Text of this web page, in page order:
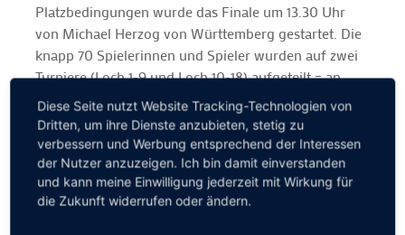
Platzbedingungen wurde das Finale um 13.30 Uhr
von Michael Herzog von Württemberg gestartet. Die
knapp 70 Spielerinnen und Spieler wurden auf zwei
Turniere (Loch 1-9 und Loch 10-18) aufgeteilt – an
Loch 1 startete der Präsidenten-Flight mit Gastgeber
Jürgen Schmidt (Schönbuch), Hans-Heinrich
Brendecke (Domäne Niederreutin) und Werner
Tybusseck (Schönbuch, Ehrenpräsident). Besonders
positive Stimmung kam bei allen Spielerinnen und
Spielern beim zünftigen Welcome Back der Freunde
Diese Seite nutzt Website Tracking-Technologien von
Dritten, um ihre Dienste anzubieten, stetig zu
verbessern und Werbung entsprechend der Interessen
der Nutzer anzuzeigen. Ich bin damit einverstanden
und kann meine Einwilligung jederzeit mit Wirkung für
die Zukunft widerrufen oder ändern.